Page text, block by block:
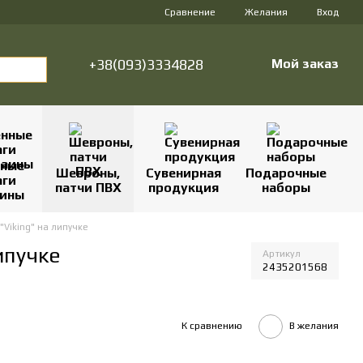
Сравнение Желания Вход
+38(093)3334828 Мой заказ
Шевроны,
патчи ПВХ
Сувенирная
продукция
Подарочные
наборы
на липучке
Артикул
2435201568
К сравнению В желания